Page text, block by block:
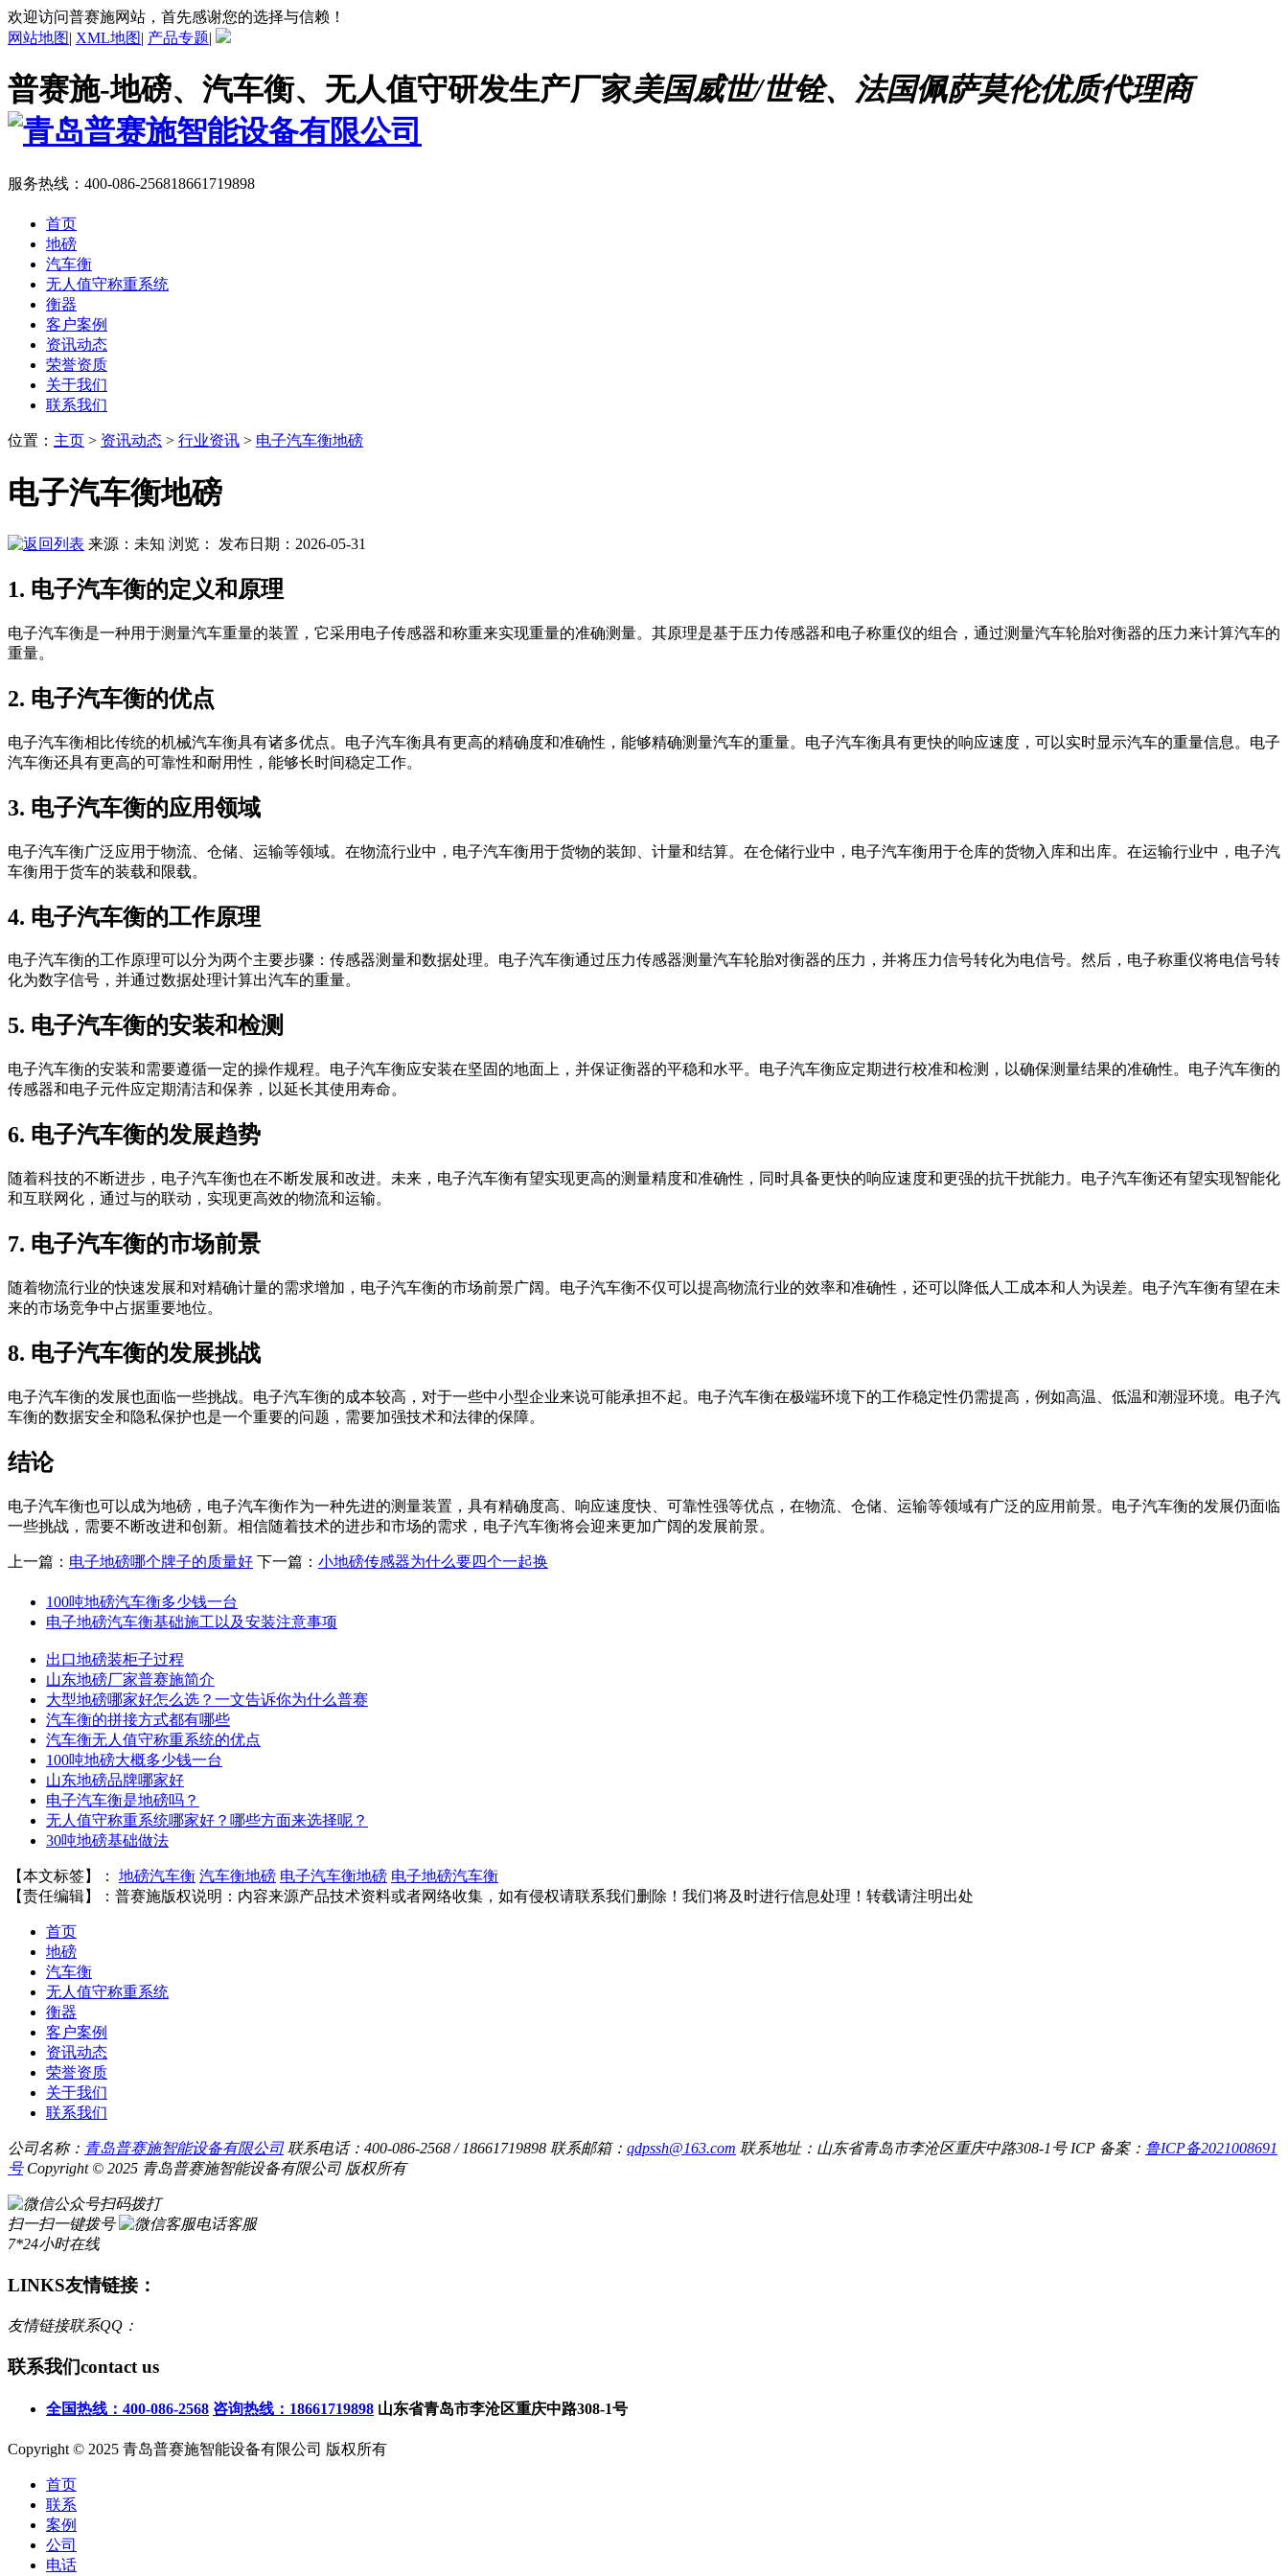
欢迎访问普赛施网站，首先感谢您的选择与信赖！
网站地图| XML地图| 产品专题|
普赛施-地磅、汽车衡、无人值守研发生产厂家美国威世/世铨、法国佩萨莫伦优质代理商
服务热线： 400-086-256818661719898
首页
地磅
汽车衡
无人值守称重系统
衡器
客户案例
资讯动态
荣誉资质
关于我们
联系我们
位置 ： 主页 > 资讯动态 > 行业资讯 > 电子汽车衡地磅
电子汽车衡地磅
来源：未知 浏览： 发布日期：2026-05-31
1. 电子汽车衡的定义和原理
电子汽车衡是一种用于测量汽车重量的装置，它采用电子传感器和称重来实现重量的准确测量。其原理是基于压力传感器和电子称重仪的组合，通过测量汽车轮胎对衡器的压力来计算汽车的
重量。
2. 电子汽车衡的优点
电子汽车衡相比传统的机械汽车衡具有诸多优点。电子汽车衡具有更高的精确度和准确性，能够精确测量汽车的重量。电子汽车衡具有更快的响应速度，可以实时显示汽车的重量信息。电子
汽车衡还具有更高的可靠性和耐用性，能够长时间稳定工作。
3. 电子汽车衡的应用领域
电子汽车衡广泛应用于物流、仓储、运输等领域。在物流行业中，电子汽车衡用于货物的装卸、计量和结算。在仓储行业中，电子汽车衡用于仓库的货物入库和出库。在运输行业中，电子汽
车衡用于货车的装载和限载。
4. 电子汽车衡的工作原理
电子汽车衡的工作原理可以分为两个主要步骤：传感器测量和数据处理。电子汽车衡通过压力传感器测量汽车轮胎对衡器的压力，并将压力信号转化为电信号。然后，电子称重仪将电信号转
化为数字信号，并通过数据处理计算出汽车的重量。
5. 电子汽车衡的安装和检测
电子汽车衡的安装和需要遵循一定的操作规程。电子汽车衡应安装在坚固的地面上，并保证衡器的平稳和水平。电子汽车衡应定期进行校准和检测，以确保测量结果的准确性。电子汽车衡的
传感器和电子元件应定期清洁和保养，以延长其使用寿命。
6. 电子汽车衡的发展趋势
随着科技的不断进步，电子汽车衡也在不断发展和改进。未来，电子汽车衡有望实现更高的测量精度和准确性，同时具备更快的响应速度和更强的抗干扰能力。电子汽车衡还有望实现智能化
和互联网化，通过与的联动，实现更高效的物流和运输。
7. 电子汽车衡的市场前景
随着物流行业的快速发展和对精确计量的需求增加，电子汽车衡的市场前景广阔。电子汽车衡不仅可以提高物流行业的效率和准确性，还可以降低人工成本和人为误差。电子汽车衡有望在未
来的市场竞争中占据重要地位。
8. 电子汽车衡的发展挑战
电子汽车衡的发展也面临一些挑战。电子汽车衡的成本较高，对于一些中小型企业来说可能承担不起。电子汽车衡在极端环境下的工作稳定性仍需提高，例如高温、低温和潮湿环境。电子汽
车衡的数据安全和隐私保护也是一个重要的问题，需要加强技术和法律的保障。
结论
电子汽车衡也可以成为地磅，电子汽车衡作为一种先进的测量装置，具有精确度高、响应速度快、可靠性强等优点，在物流、仓储、运输等领域有广泛的应用前景。电子汽车衡的发展仍面临
一些挑战，需要不断改进和创新。相信随着技术的进步和市场的需求，电子汽车衡将会迎来更加广阔的发展前景。
上一篇： 电子地磅哪个牌子的质量好 下一篇： 小地磅传感器为什么要四个一起换
100吨地磅汽车衡多少钱一台
电子地磅汽车衡基础施工以及安装注意事项
出口地磅装柜子过程
山东地磅厂家普赛施简介
大型地磅哪家好怎么选？一文告诉你为什么普赛
汽车衡的拼接方式都有哪些
汽车衡无人值守称重系统的优点
100吨地磅大概多少钱一台
山东地磅品牌哪家好
电子汽车衡是地磅吗？
无人值守称重系统哪家好？哪些方面来选择呢？
30吨地磅基础做法
【本文标签】： 地磅汽车衡 汽车衡地磅 电子汽车衡地磅 电子地磅汽车衡
【责任编辑】： 普赛施版权说明：内容来源产品技术资料或者网络收集，如有侵权请联系我们删除！我们将及时进行信息处理！转载请注明出处
首页
地磅
汽车衡
无人值守称重系统
衡器
客户案例
资讯动态
荣誉资质
关于我们
联系我们
公司名称： 青岛普赛施智能设备有限公司 联系电话：400-086-2568 / 18661719898 联系邮箱： qdpssh@163.com 联系地址：山东省青岛市李沧区重庆中路308-1号 ICP 备案： 鲁ICP备2021008691
号 Copyright © 2025 青岛普赛施智能设备有限公司 版权所有
扫码拨打
扫一扫一键拨号
电话客服
7*24小时在线
LINKS友情链接：
友情链接联系QQ：
联系我们contact us
全国热线：400-086-2568 咨询热线：18661719898 山东省青岛市李沧区重庆中路308-1号
Copyright © 2025 青岛普赛施智能设备有限公司 版权所有
首页
联系
案例
公司
电话